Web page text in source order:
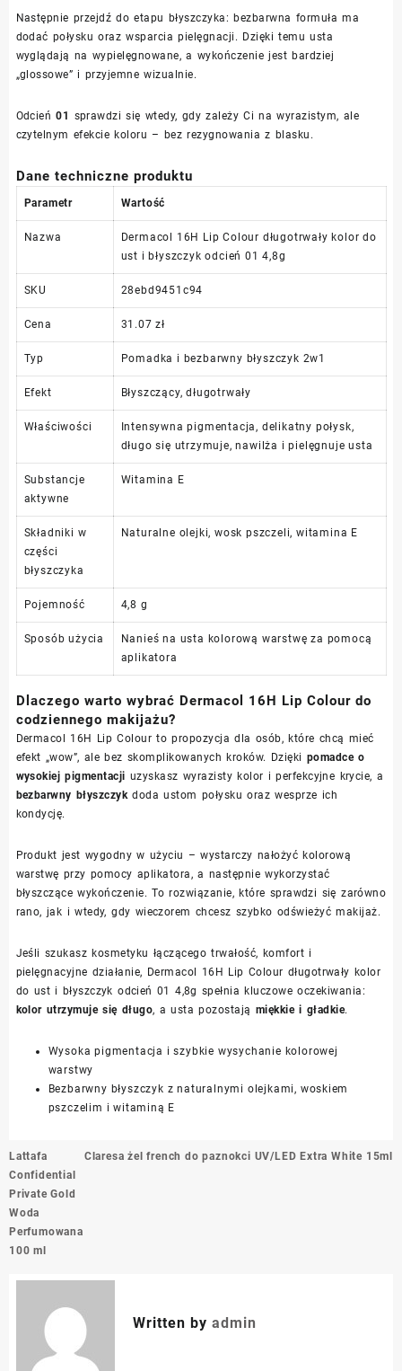
Następnie przejdź do etapu błyszczyka: bezbarwna formuła ma
dodać połysku oraz wsparcia pielęgnacji. Dzięki temu usta
wyglądają na wypielęgnowane, a wykończenie jest bardziej
„glossowe” i przyjemne wizualnie.
Odcień01 sprawdzi się wtedy, gdy zależy Ci na wyrazistym, ale
czytelnym efekcie koloru – bez rezygnowania z blasku.
Dane techniczne produktu
Parametr Wartość
Nazwa
Dermacol 16H Lip Colour długotrwały kolor do
ust i błyszczyk odcień 01 4,8g
SKU 28ebd9451c94
Cena 31.07 zł
Typ Pomadka i bezbarwny błyszczyk 2w1
Efekt Błyszczący, długotrwały
Właściwości
Intensywna pigmentacja, delikatny połysk,
długo się utrzymuje, nawilża i pielęgnuje usta
Substancje
aktywne
Witamina E
Składniki w
części
błyszczyka
Naturalne olejki, wosk pszczeli, witamina E
Pojemność 4,8 g
Sposób użycia
Nanieś na usta kolorową warstwę za pomocą
aplikatora
Dlaczego warto wybrać Dermacol 16H Lip Colour do
codziennego makijażu?
Dermacol 16H Lip Colour to propozycja dla osób, które chcą mieć
efekt „wow”, ale bez skomplikowanych kroków. Dzięki pomadce o
wysokiej pigmentacji uzyskasz wyrazisty kolor i perfekcyjne krycie, a
bezbarwny błyszczyk doda ustom połysku oraz wesprze ich
kondycję.
Produkt jest wygodny w użyciu – wystarczy nałożyć kolorową
warstwę przy pomocy aplikatora, a następnie wykorzystać
błyszczące wykończenie. To rozwiązanie, które sprawdzi się zarówno
rano, jak i wtedy, gdy wieczorem chcesz szybko odświeżyć makijaż.
Jeśli szukasz kosmetyku łączącego trwałość, komfort i
pielęgnacyjne działanie, Dermacol 16H Lip Colour długotrwały kolor
do ust i błyszczyk odcień 01 4,8g spełnia kluczowe oczekiwania:
kolor utrzymuje się długo, a usta pozostają miękkie i gładkie.
Wysoka pigmentacja i szybkie wysychanie kolorowej
warstwy
Bezbarwny błyszczyk z naturalnymi olejkami, woskiem
pszczelim i witaminą E
Nawigacja
wpisu
Lattafa
Confidential
Private Gold
Woda
Perfumowana
100 ml
Claresa żel french do paznokci UV/LED Extra White 15ml
Written by admin